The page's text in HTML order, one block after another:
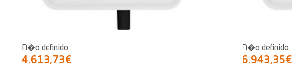
N�o definido
4.613,73€
N�o definido
6.943,35€